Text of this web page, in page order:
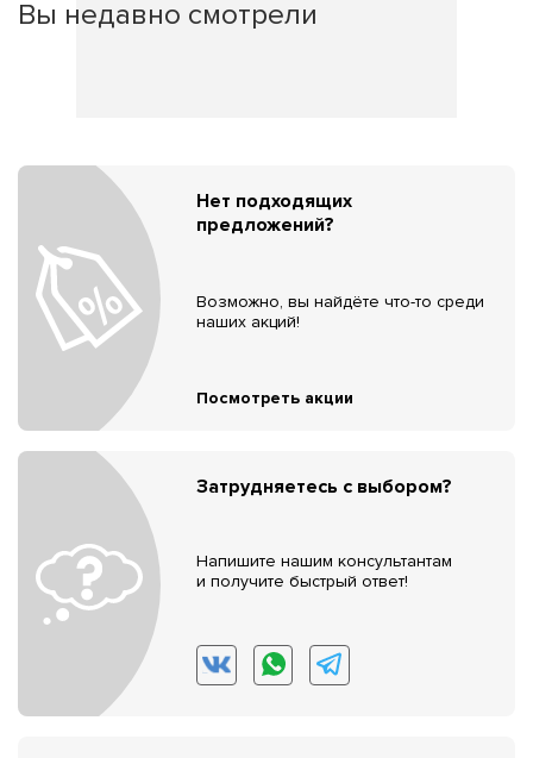
Вы недавно смотрели
Нет подходящих
предложений?
Возможно, вы найдёте что-то среди
наших акций!
Посмотреть акции
Затрудняетесь с выбором?
Напишите нашим консультантам
и получите быстрый ответ!